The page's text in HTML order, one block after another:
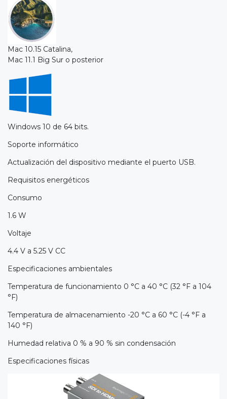
Mac 10.15 Catalina,
Mac 11.1 Big Sur o posterior
Windows 10 de 64 bits.
Soporte informático
Actualización del dispositivo mediante el puerto USB.
Requisitos energéticos
Consumo
1.6 W
Voltaje
4.4 V a 5.25 V CC
Especificaciones ambientales
Temperatura de funcionamiento 0 °C a 40 °C (32 °F a 104
°F)
Temperatura de almacenamiento -20 °C a 60 °C (-4 °F a
140 °F)
Humedad relativa 0 % a 90 % sin condensación
Especificaciones físicas